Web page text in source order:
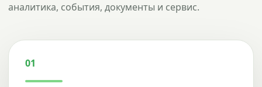
аналитика, события, документы и сервис.
01